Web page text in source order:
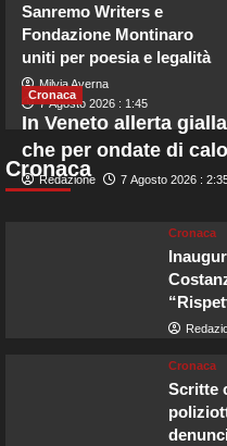
Sanremo Writers e
Fondazione Montinaro
uniti per poesia e legalità
Milvia Averna
7 Agosto 2026 : 1:45
Cronaca
Cronaca
In Veneto allerta
che per ondate di
Redazione 7 Agosto 2026 :
Cronaca
Cronaca
Scritte